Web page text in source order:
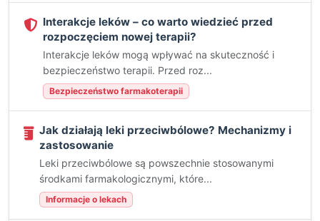
Interakcje leków – co warto wiedzieć przed
rozpoczęciem nowej terapii?
Interakcje leków mogą wpływać na skuteczność i
bezpieczeństwo terapii. Przed roz...
Bezpieczeństwo farmakoterapii
Jak działają leki przeciwbólowe? Mechanizmy i
zastosowanie
Leki przeciwbólowe są powszechnie stosowanymi
środkami farmakologicznymi, które...
Informacje o lekach